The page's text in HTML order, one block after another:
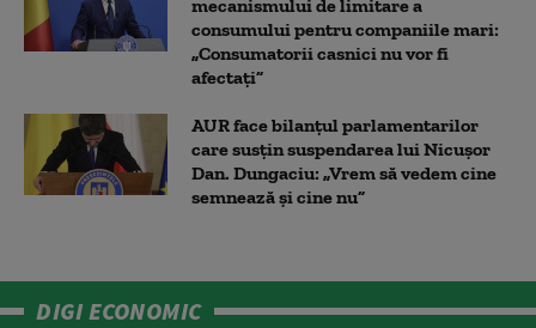
mecanismului de limitare a
consumului pentru companiile mari:
„Consumatorii casnici nu vor fi
afectați”
AUR face bilanțul parlamentarilor
care susțin suspendarea lui Nicușor
Dan. Dungaciu: „Vrem să vedem cine
semnează și cine nu”
DIGI ECONOMIC